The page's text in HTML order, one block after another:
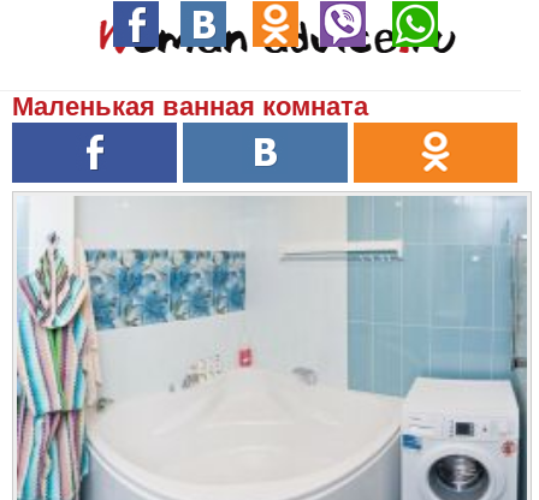
Маленькая ванная комната